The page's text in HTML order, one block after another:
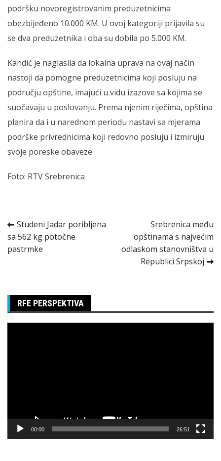
podršku novoregistrovanim preduzetnicima
obezbijeđeno 10.000 KM. U ovoj kategoriji prijavila su
se dva preduzetnika i oba su dobila po 5.000 KM.
Kandić je naglasila da lokalna uprava na ovaj način
nastoji da pomogne preduzetnicima koji posluju na
području opštine, imajući u vidu izazove sa kojima se
suočavaju u poslovanju. Prema njenim riječima, opština
planira da i u narednom periodu nastavi sa mjerama
podrške privrednicima koji redovno posluju i izmiruju
svoje poreske obaveze.
Foto: RTV Srebrenica
Kretanje
članka
Studeni Jadar poribljena
sa 562 kg potočne
pastrmke
Srebrenica među
opštinama s najvećim
odlaskom stanovništva u
Republici Srpskoj
RFE PERSPEKTIVA
00:00 26:51